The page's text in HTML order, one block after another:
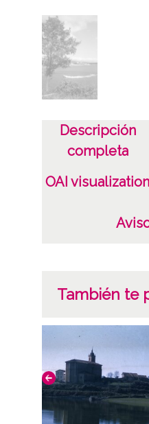
Descripción
completa
OAI visualization
También te